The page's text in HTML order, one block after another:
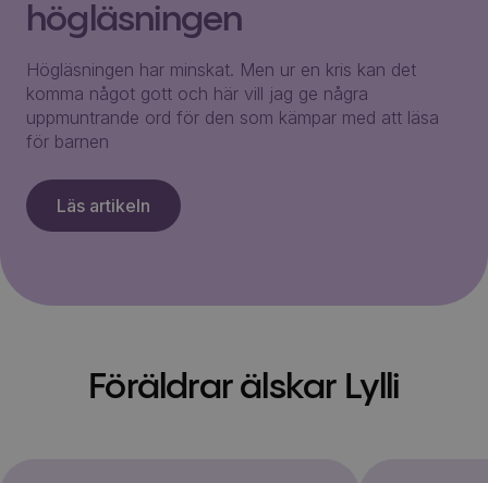
högläsningen
Högläsningen har minskat. Men ur en kris kan det
komma något gott och här vill jag ge några
uppmuntrande ord för den som kämpar med att läsa
för barnen
Läs artikeln
Föräldrar älskar Lylli